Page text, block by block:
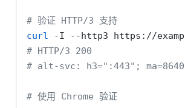
# 验证 HTTP/3 支持
curl
-I --http3 https://
# HTTP/3 200
# alt-svc: h3=":443";
# 使用 Chrome 验证